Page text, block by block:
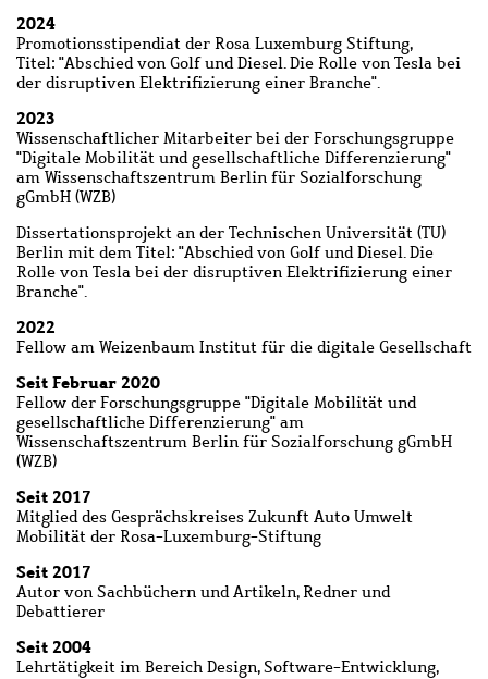
2024
Promotionsstipendiat der Rosa Luxemburg Stiftung,
Titel: "Abschied von Golf und Diesel. Die Rolle von Tesla bei
der disruptiven Elektrifizierung einer Branche".
2023
Wissenschaftlicher Mitarbeiter bei der Forschungsgruppe
"Digitale Mobilität und gesellschaftliche Differenzierung"
am Wissenschaftszentrum Berlin für Sozialforschung
gGmbH (WZB)
Dissertationsprojekt an der Technischen Universität (TU)
Berlin mit dem Titel: "Abschied von Golf und Diesel. Die
Rolle von Tesla bei der disruptiven Elektrifizierung einer
Branche".
2022
Fellow am Weizenbaum Institut für die digitale Gesellschaft
Seit Februar 2020
Fellow der Forschungsgruppe "Digitale Mobilität und
gesellschaftliche Differenzierung" am
Wissenschaftszentrum Berlin für Sozialforschung gGmbH
(WZB)
Seit 2017
Mitglied des Gesprächskreises Zukunft Auto Umwelt
Mobilität der Rosa-Luxemburg-Stiftung
Seit 2017
Autor von Sachbüchern und Artikeln, Redner und
Debattierer
Seit 2004
Lehrtätigkeit im Bereich Design, Software-Entwicklung,